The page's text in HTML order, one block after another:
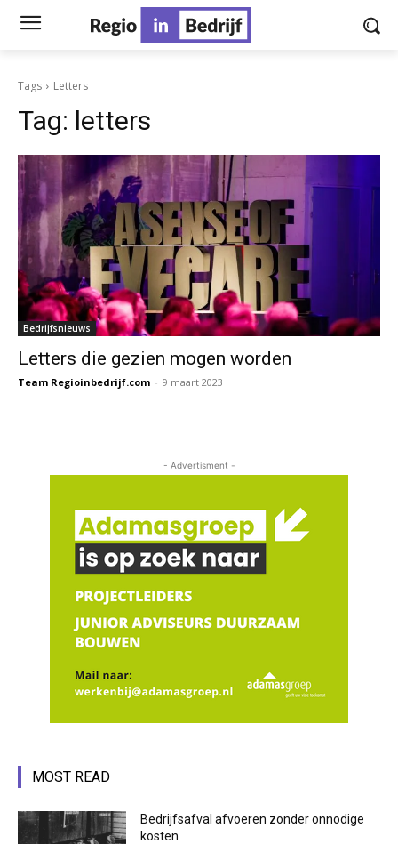
Tags Letters
Tag: letters
Bedrijfsnieuws
Letters die gezien mogen worden
Team Regioinbedrijf.com - 9 maart 2023
- Advertisment -
MOST READ
Bedrijfsafval afvoeren zonder onnodige
kosten